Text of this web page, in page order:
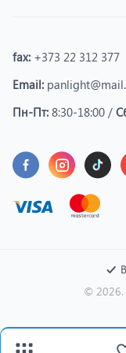
fax: +373 22 312 377
Email:
Пн-Пт: 8:30-18:00 /
© 2026.